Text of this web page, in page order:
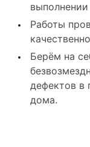
выполнении
Работы
Берём на
дефектов в
дома.